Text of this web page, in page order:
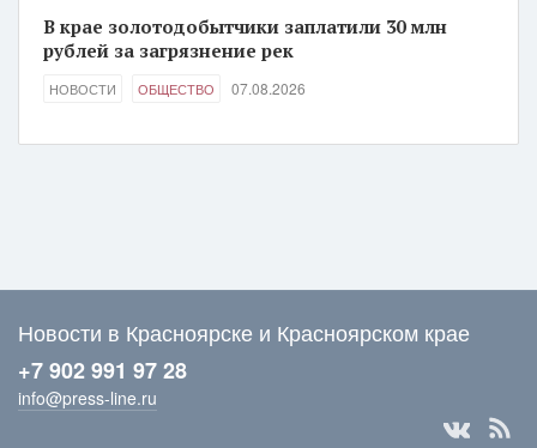
В крае золотодобытчики заплатили 30 млн
рублей за загрязнение рек
НОВОСТИ ОБЩЕСТВО 07.08.2026
Новости в Красноярске и Красноярском крае
+7 902 991 97 28
info@press-line.ru